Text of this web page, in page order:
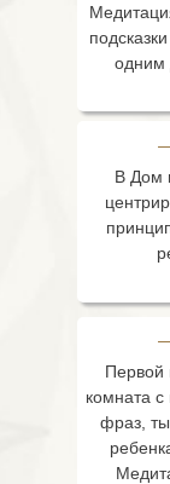
В Дом
Первой
комната
фраз,
одним